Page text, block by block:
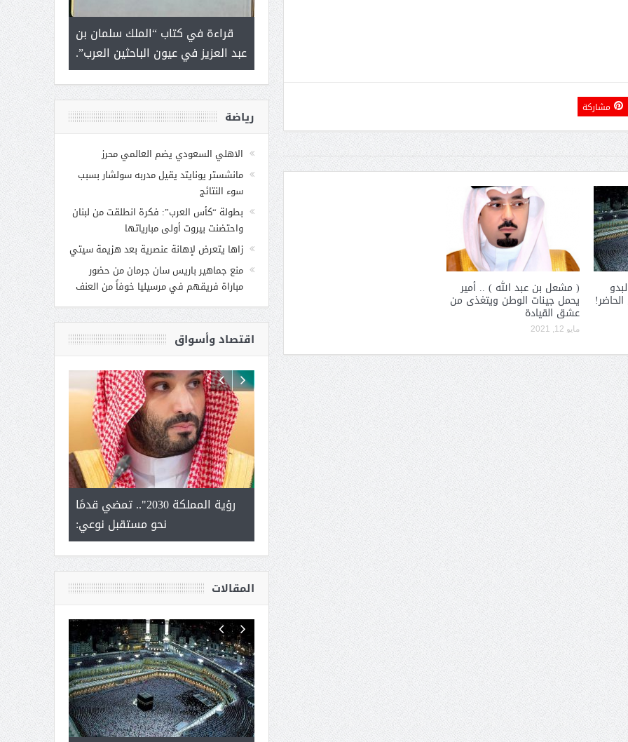
مشاركة
( مشعل بن عبد الله ) .. أمير
يحمل جينات الوطن ويتغذى من
عشق القيادة
مايو 12, 2021
قراءة في كتاب “الملك سلمان بن
عبد العزيز في عيون الباحثين العرب”.
أ.د. فهد المغلوث ) .. رجل لايعرف
المستحيل ويعشق التحديات
رياضة
الاهلي السعودي يضم العالمي محرز
مانشستر يونايتد يقيل مدربه سولشار بسبب
سوء النتائج
بطولة “كأس العرب”: فكرة انطلقت من لبنان
واحتضنت بيروت أولى مبارياتها
زاها يتعرض لإهانة عنصرية بعد هزيمة سيتي
منع جماهير باريس سان جرمان من حضور
مباراة فريقهم في مرسيليا خوفاً من العنف
اقتصاد وأسواق
الشيخ
يحصل على
رؤية المملكة 2030".. تمضي قدمًا
نحو مستقبل نوعي:
المؤشرات الجغرافية للتمور ورشة
عمل ينظمها موسم عنيزة
الشيخ صالح بن حسين آل سلامة
يحصل على الدكتوراة في الإدارة من
أكاديمية(جيت) البريطانية
المقالات